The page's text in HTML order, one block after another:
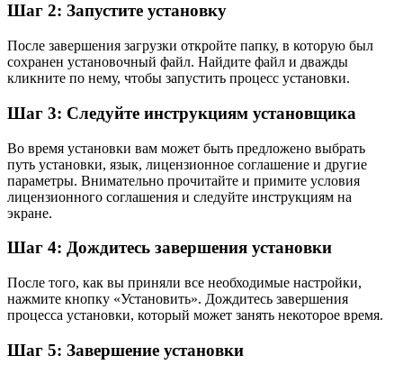
Шаг 2: Запустите установку
После завершения загрузки откройте папку, в которую был
сохранен установочный файл. Найдите файл и дважды
кликните по нему, чтобы запустить процесс установки.
Шаг 3: Следуйте инструкциям установщика
Во время установки вам может быть предложено выбрать
путь установки, язык, лицензионное соглашение и другие
параметры. Внимательно прочитайте и примите условия
лицензионного соглашения и следуйте инструкциям на
экране.
Шаг 4: Дождитесь завершения установки
После того, как вы приняли все необходимые настройки,
нажмите кнопку «Установить». Дождитесь завершения
процесса установки, который может занять некоторое время.
Шаг 5: Завершение установки